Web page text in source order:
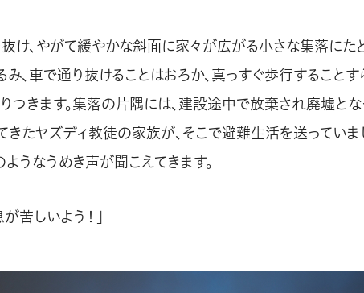
け、やがて緩やかな斜面に家々が広がる小さな集落にた
み、車で通り抜けることはおろか、真っすぐ歩行すること
つきます。集落の片隅には、建設途中で放棄され廃墟と
きたヤズディ教徒の家族が、そこで避難生活を送っていま
うなうめき声が聞こえてきます。
苦しいよう！」